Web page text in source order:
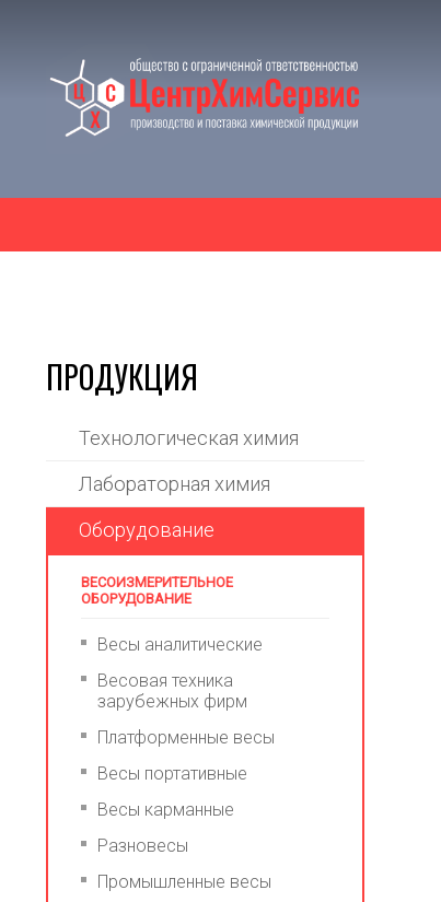
ПРОДУКЦИЯ
Технологическая химия
Лабораторная химия
Оборудование
ВЕСОИЗМЕРИТЕЛЬНОЕ
ОБОРУДОВАНИЕ
Весы аналитические
Весовая техника
зарубежных фирм
Платформенные весы
Весы портативные
Весы карманные
Разновесы
Промышленные весы